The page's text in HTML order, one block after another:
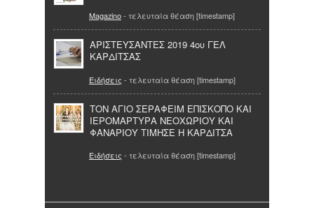
Magazino- τελευταία θέαση [timestamp]
ΑΡΙΣΤΕΥΣΑΝΤΕΣ 2019 4ου ΓΕΛ
ΚΑΡΔΙΤΣΑΣ
Ειδήσεις - τελευταία θέαση [timestamp]
ΤΟΝ ΑΓΙΟ ΣΕΡΑΦΕΙΜ ΕΠΙΣΚΟΠΟ ΚΑΙ
ΙΕΡΟΜΑΡΤΥΡΑ ΝΕΟΧΩΡΙΟΥ ΚΑΙ
ΦΑΝΑΡΙΟΥ ΤΙΜΗΣΕ Η ΚΑΡΔΙΤΣΑ
Ειδήσεις - τελευταία θέαση [timestamp]